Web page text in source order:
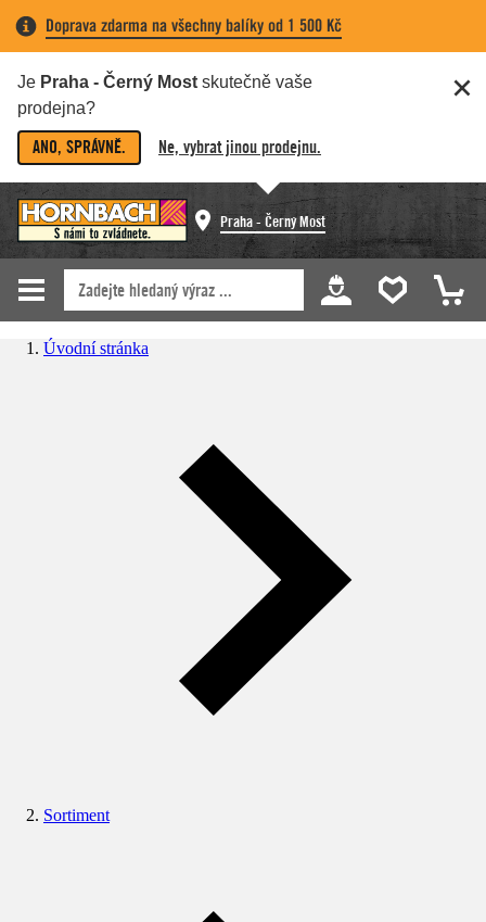
Doprava zdarma na všechny balíky od 1 500 Kč
Je Praha - Černý Most skutečně vaše
prodejna?
ANO, SPRÁVNĚ. Ne, vybrat jinou prodejnu.
Praha - Černý Most
Úvodní stránka
Sortiment